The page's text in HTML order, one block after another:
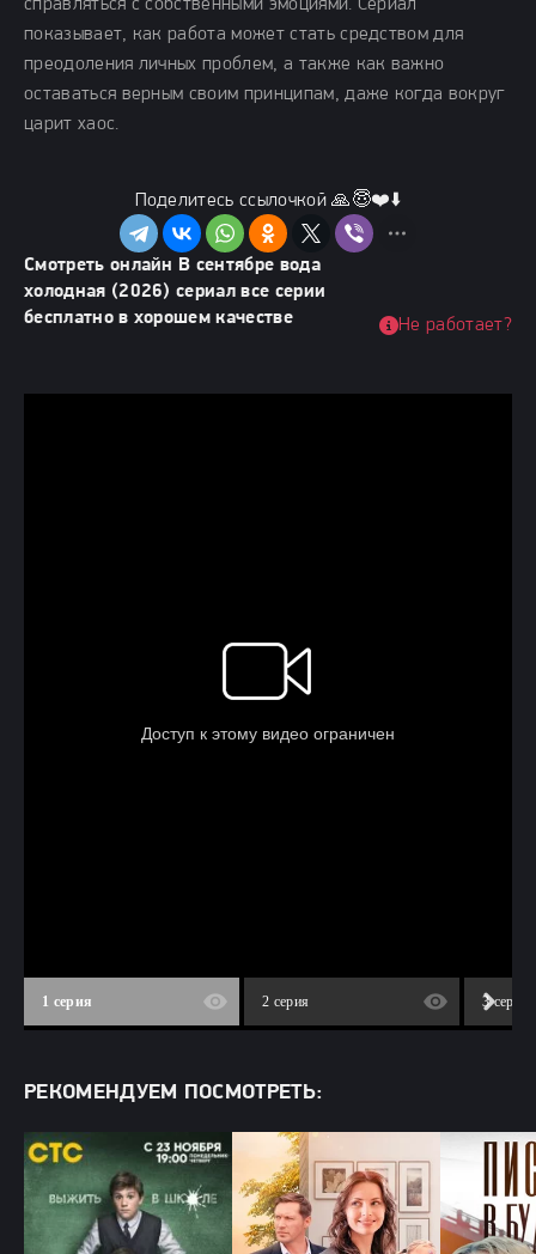
справляться с собственными эмоциями. Сериал
показывает, как работа может стать средством для
преодоления личных проблем, а также как важно
оставаться верным своим принципам, даже когда вокруг
царит хаос.
Поделитесь ссылочкой 🙏😇❤️⬇️
Смотреть онлайн В сентябре вода
холодная (2026) сериал все серии
бесплатно в хорошем качестве
1 серия 2 серия 3 серия
Не работает?
РЕКОМЕНДУЕМ ПОСМОТРЕТЬ: